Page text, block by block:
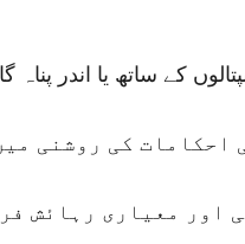
کے ساتھ یا اندر پناہ
احکامات کی روشنی
اور معیاری رہائش